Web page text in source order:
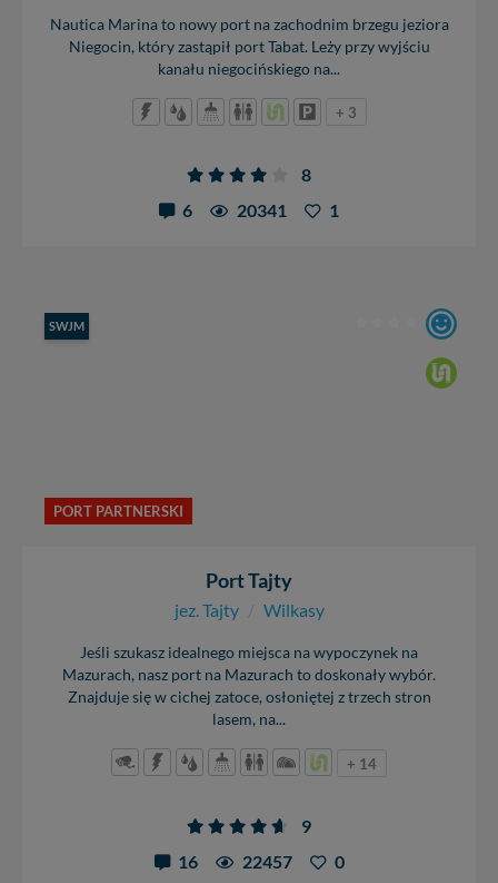
Nautica Marina to nowy port na zachodnim brzegu jeziora
Niegocin, który zastąpił port Tabat. Leży przy wyjściu
kanału niegocińskiego na...
+ 3
8
6
20341 1
SWJM
PORT PARTNERSKI
Port Tajty
jez. Tajty / Wilkasy
Jeśli szukasz idealnego miejsca na wypoczynek na
Mazurach, nasz port na Mazurach to doskonały wybór.
Znajduje się w cichej zatoce, osłoniętej z trzech stron
lasem, na...
+ 14
9
16
22457 0